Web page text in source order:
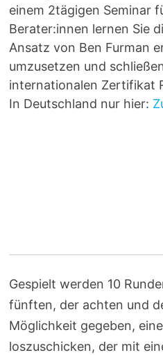
einem 2tägigen Seminar
Berater:innen lernen Sie
Ansatz von Ben Furman
umzusetzen und
internationalen Zertifikat
In Deutschland nur hier:
Gespielt werden 10
fünften, der achten und
Möglichkeit gegeben,
loszuschicken, der mit